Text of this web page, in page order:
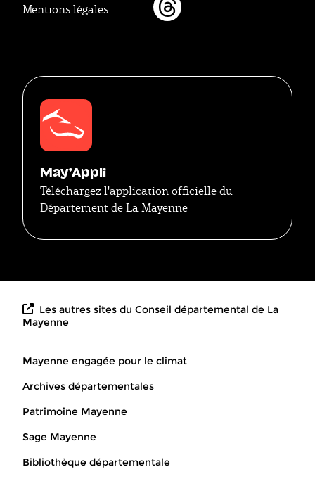
Mentions légales
May'Appli
Téléchargez l'application officielle du
Département de La Mayenne
Les autres sites du Conseil départemental de La
Mayenne
Mayenne engagée pour le climat
Archives départementales
Patrimoine Mayenne
Sage Mayenne
Bibliothèque départementale